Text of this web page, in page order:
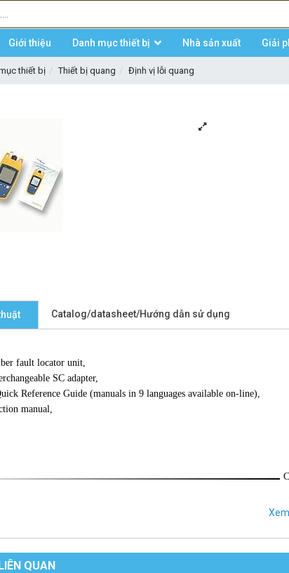
Giới thiệu Danh mục thiết bị Nhà sản xuất Giải
thiết bị Thiết bị quang Định vị lỗi quang
Catalog/datasheet/Hướng dẫn sử dụng
fault locator unit,
SC adapter,
Reference Guide (manuals in 9 languages available on-line),
manual,
QUAN